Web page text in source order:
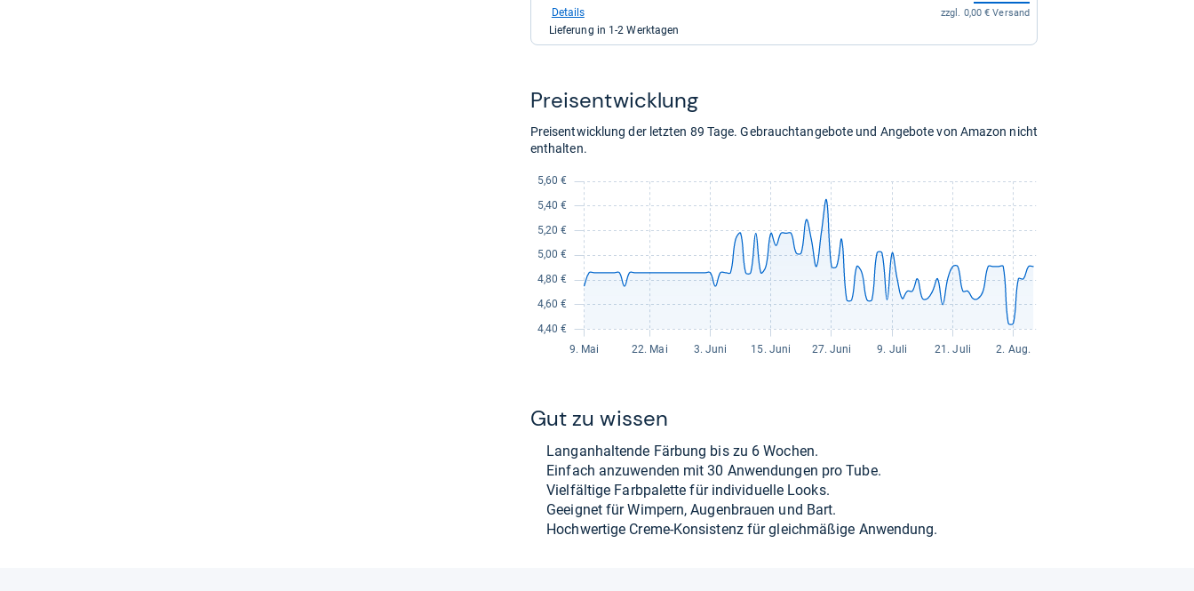
Shop
Apotheke
kaufen.
zzgl. 0,00 € Versand
Details
Lieferung in 1-2 Werktagen
Preis­ent­wick­lung
Preisentwicklung der letzten 89 Tage. Gebrauchtangebote und Angebote von Amazon nicht
enthalten.
Gut zu wis­sen
Lan­gan­hal­tende Fär­bung bis zu 6 Wochen.
Ein­fach anzu­wen­den mit 30 Anwen­dun­gen pro Tube.
Viel­fäl­tige Farb­pa­lette für indi­vi­du­elle Looks.
Geeig­net für Wim­pern, Augen­brauen und Bart.
Hoch­wer­tige Creme-​Kon­sis­tenz für gleich­mä­ßige Anwen­dung.